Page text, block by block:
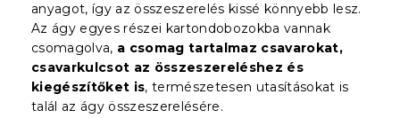
anyagot, így az összeszerelés kissé könnyebb lesz.
Az ágy egyes részei kartondobozokba vannak
csomagolva, a csomag tartalmaz csavarokat,
csavarkulcsot az összeszereléshez és
kiegészítőket is, természetesen utasításokat is
talál az ágy összeszerelésére.